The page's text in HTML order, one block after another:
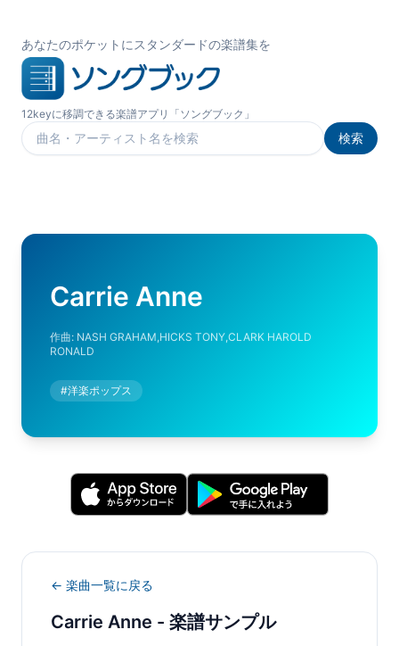
あなたのポケットにスタンダードの楽譜集を
12keyに移調できる楽譜アプリ「ソングブック」
楽曲を検索
検索
Carrie Anne
作曲: NASH GRAHAM,HICKS TONY,CLARK HAROLD
RONALD
#洋楽ポップス
← 楽曲一覧に戻る
Carrie Anne - 楽譜サンプル